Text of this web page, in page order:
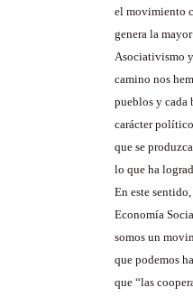
el movimiento
genera la
Asociativismo
camino nos
pueblos y cada
carácter
que se
lo que ha
En este
Economía
somos un
que podemos
que “las